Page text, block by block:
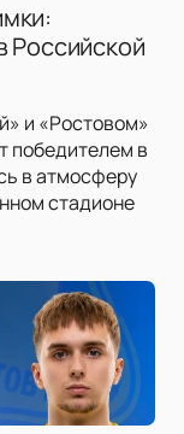
Российской
и «Ростовом»
победителем в
в атмосферу
стадионе